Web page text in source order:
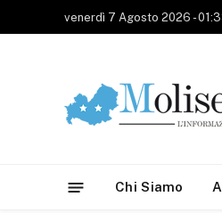
venerdì 7 Agosto 2026 -
Chi Siamo